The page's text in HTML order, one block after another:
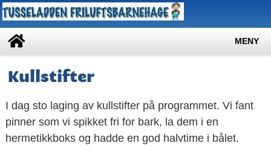
MENY
Kullstifter
I dag sto laging av kullstifter på programmet. Vi fant
pinner som vi spikket fri for bark, la dem i en
hermetikkboks og hadde en god halvtime i bålet.